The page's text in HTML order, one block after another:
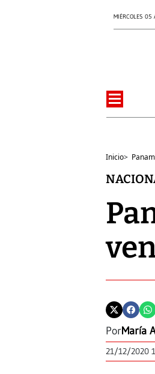
MIÉRCOLES 05
Inicio>
PorMaría
21/12/2020